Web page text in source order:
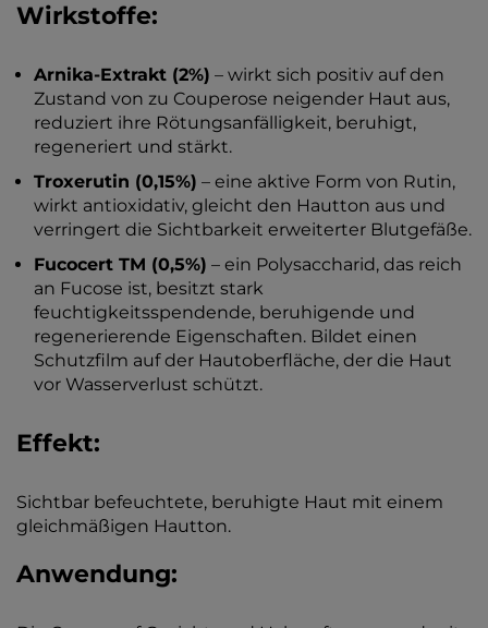
Wirkstoffe:
Arnika-Extrakt (2%) – wirkt sich positiv auf den
Zustand von zu Couperose neigender Haut aus,
reduziert ihre Rötungsanfälligkeit, beruhigt,
regeneriert und stärkt.
Troxerutin (0,15%) – eine aktive Form von Rutin,
wirkt antioxidativ, gleicht den Hautton aus und
verringert die Sichtbarkeit erweiterter Blutgefäße.
Fucocert TM (0,5%) – ein Polysaccharid, das reich
an Fucose ist, besitzt stark
feuchtigkeitsspendende, beruhigende und
regenerierende Eigenschaften. Bildet einen
Schutzfilm auf der Hautoberfläche, der die Haut
vor Wasserverlust schützt.
Effekt:
Sichtbar befeuchtete, beruhigte Haut mit einem
gleichmäßigen Hautton.
Anwendung: